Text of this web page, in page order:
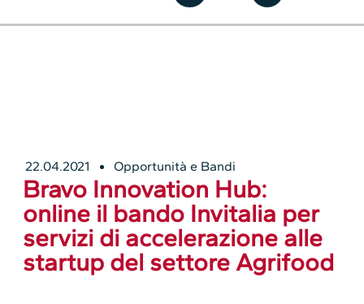
22.04.2021 Opportunità e Bandi
Bravo Innovation Hub:
online il bando Invitalia per
servizi di accelerazione alle
startup del settore Agrifood